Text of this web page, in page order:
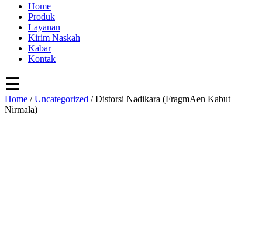
Home
Produk
Layanan
Kirim Naskah
Kabar
Kontak
☰
Home /Uncategorized / Distorsi Nadikara (FragmAen Kabut
Nirmala)